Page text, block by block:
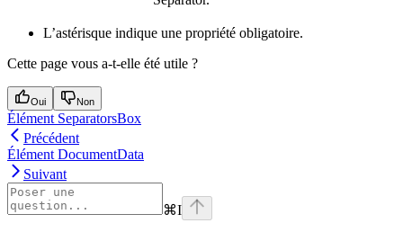
L’astérisque indique une propriété obligatoire.
Cette page vous a-t-elle été utile ?
Oui Non
Élément SeparatorsBox
Précédent
Élément DocumentData
Suivant
⌘I